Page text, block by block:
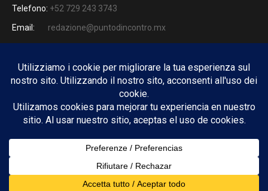
Telefono: +52 729 243 3743
Email:
redazione@puntodincontro.mx
PUNTODINCONTRO
Copyright © 2025 Puntodincontro
Design by DisegnoW